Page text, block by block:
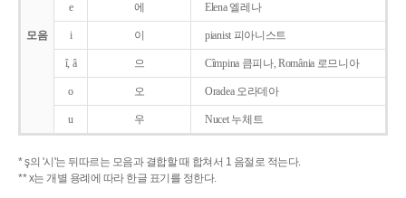
모음
e 에 Elena 엘레나
i 이 pianist 피아니스트
î, â 으 Cîmpina 큼피나, România 로므니아
o 오 Oradea 오라데아
u 우 Nucet 누체트
* ş의 '시'는 뒤따르는 모음과 결합할 때 합쳐서 1 음절로 적는다.
** x는 개별 용례에 따라 한글 표기를 정한다.